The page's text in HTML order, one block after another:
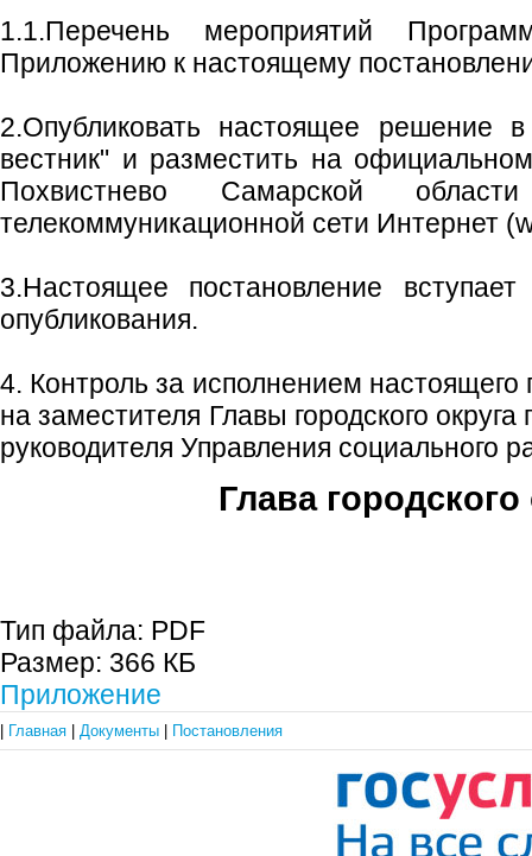
1.1.Перечень мероприятий
Приложению к настоящему
2.Опубликовать настоящее решение в
вестник" и разместить на официальном
Похвистнево Самарской
телекоммуникационной сети Интернет
3.Настоящее постановление
опубликования.
4. Контроль за исполнением настоящего
на заместителя Главы городского
руководителя Управления социального
Глава городского
Тип файла: PDF
Размер: 366 КБ
Приложение
Главная Документы Постановления